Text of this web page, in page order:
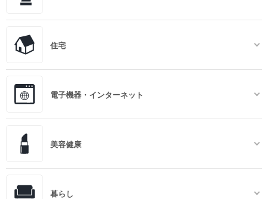
住宅
電子機器・インターネット
美容健康
暮らし